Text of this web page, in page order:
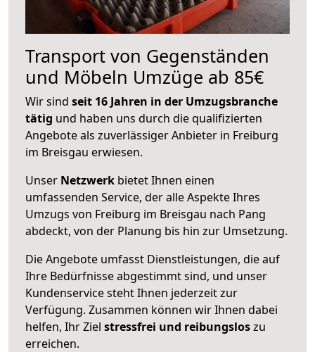
Transport von Gegenständen
und Möbeln Umzüge ab 85€
Wir sind seit 16 Jahren in der Umzugsbranche
tätig und haben uns durch die qualifizierten
Angebote als zuverlässiger Anbieter in Freiburg
im Breisgau erwiesen.
Unser Netzwerk bietet Ihnen einen
umfassenden Service, der alle Aspekte Ihres
Umzugs von Freiburg im Breisgau nach Pang
abdeckt, von der Planung bis hin zur Umsetzung.
Die Angebote umfasst Dienstleistungen, die auf
Ihre Bedürfnisse abgestimmt sind, und unser
Kundenservice steht Ihnen jederzeit zur
Verfügung. Zusammen können wir Ihnen dabei
helfen, Ihr Ziel stressfrei und reibungsloszu
erreichen.